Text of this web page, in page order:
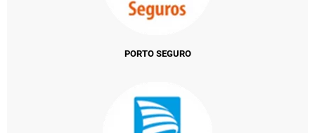
PORTO SEGURO